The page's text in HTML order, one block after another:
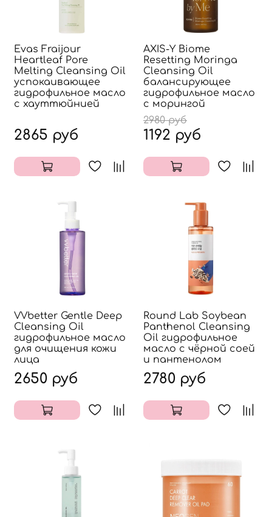
Evas Fraijour
Heartleaf Pore
Melting Cleansing Oil
успокаивающее
гидрофильное масло
с хауттюйнией
2865 руб
AXIS-Y Biome
Resetting Moringa
Cleansing Oil
балансирующее
гидрофильное масло
с морингой
2980 руб
1192 руб
VVbetter Gentle Deep
Cleansing Oil
гидрофильное масло
для очищения кожи
лица
2650 руб
Round Lab Soybean
Panthenol Cleansing
Oil гидрофильное
масло с чёрной соей
и пантенолом
2780 руб